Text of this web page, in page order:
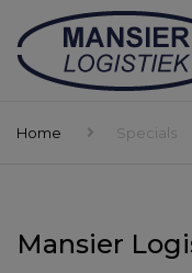
Home Specials
Mansier